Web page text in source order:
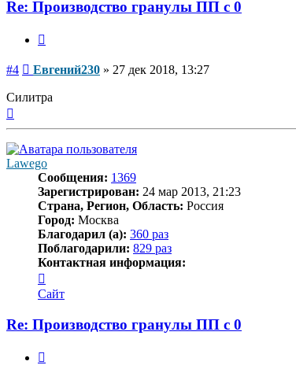
Re: Производство гранулы ПП с 0
#4 Сообщение
Евгений230 » 27 дек 2018, 13:27
Силитра
Lawego
Сообщения: 1369
Зарегистрирован: 24 мар 2013, 21:23
Страна, Регион, Область: Россия
Город: Москва
Благодарил (а): 360 раз
Поблагодарили: 829 раз
Контактная информация:
информация
пользователя
Сайт
Re: Производство гранулы ПП с 0